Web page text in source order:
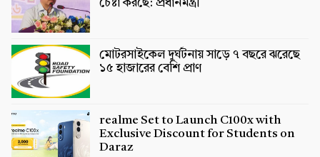
চেষ্টা করছে: প্রধানমন্ত্রী
মোটরসাইকেল দুর্ঘটনায় সাড়ে ৭ বছরে ঝরেছে
১৫ হাজারের বেশি প্রাণ
realme Set to Launch C100x with
Exclusive Discount for Students on
Daraz